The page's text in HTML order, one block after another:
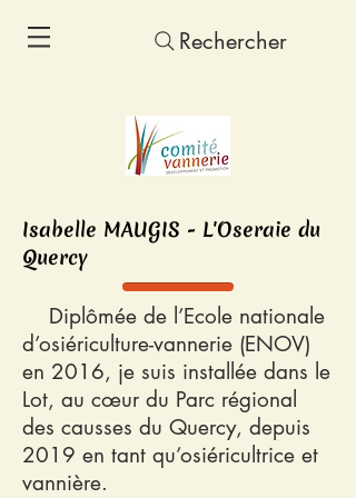
Rechercher
Isabelle MAUGIS - L'Oseraie du
Quercy
Diplômée de l’Ecole nationale
d’osiériculture-vannerie (ENOV)
en 2016, je suis installée dans le
Lot, au cœur du Parc régional
des causses du Quercy, depuis
2019 en tant qu’osiéricultrice et
vannière.